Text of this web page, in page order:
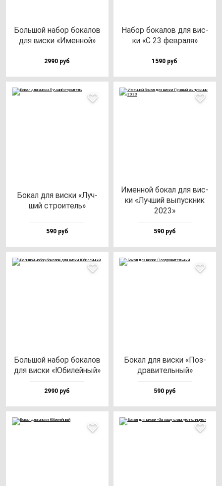
Боль­шой на­бор бо­ка­лов
для вис­ки «Имен­ной»
2990 руб
Набор бо­ка­лов для вис­
ки «С 23 фев­ра­ля»
1590 руб
Бокал для вис­ки «Луч­
ший стро­итель»
590 руб
Имен­ной бо­кал для вис­
ки «Луч­ший вы­пус­кник
2023»
590 руб
Боль­шой на­бор бо­ка­лов
для вис­ки «Юби­лей­ный»
2990 руб
Бокал для вис­ки «Поз­
дра­ви­тель­ный»
590 руб